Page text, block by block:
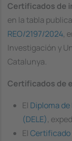
Certificados de
en la tabla
REO/2197/2024,
Investigación y
Catalunya.
Certificados de
El Diploma
(DELE),
El Certificado